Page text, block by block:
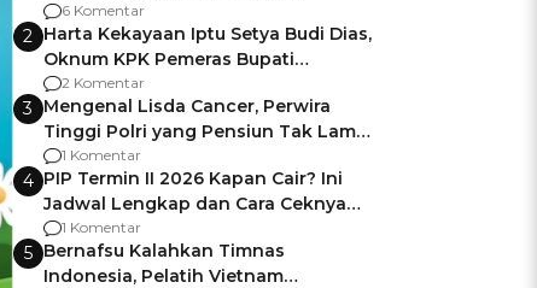
Gagalnya Negara Jamin Keamanan
6 Komentar
2 Harta Kekayaan Iptu Setya Budi Dias,
Oknum KPK Pemeras Bupati
Pemalang
2 Komentar
3 Mengenal Lisda Cancer, Perwira
Tinggi Polri yang Pensiun Tak Lama
Usai Jadi Brigjen
1 Komentar
4 PIP Termin II 2026 Kapan Cair? Ini
Jadwal Lengkap dan Cara Ceknya
agar Dana Tidak Hangus!
1 Komentar
5 Bernafsu Kalahkan Timnas
Indonesia, Pelatih Vietnam